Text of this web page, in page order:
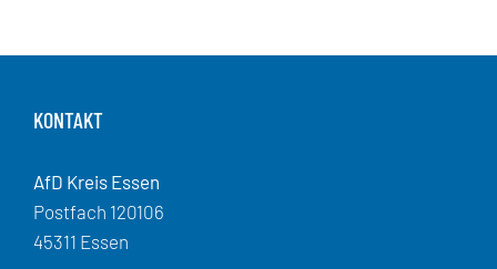
KONTAKT
AfD Kreis Essen
Postfach 120106
45311 Essen